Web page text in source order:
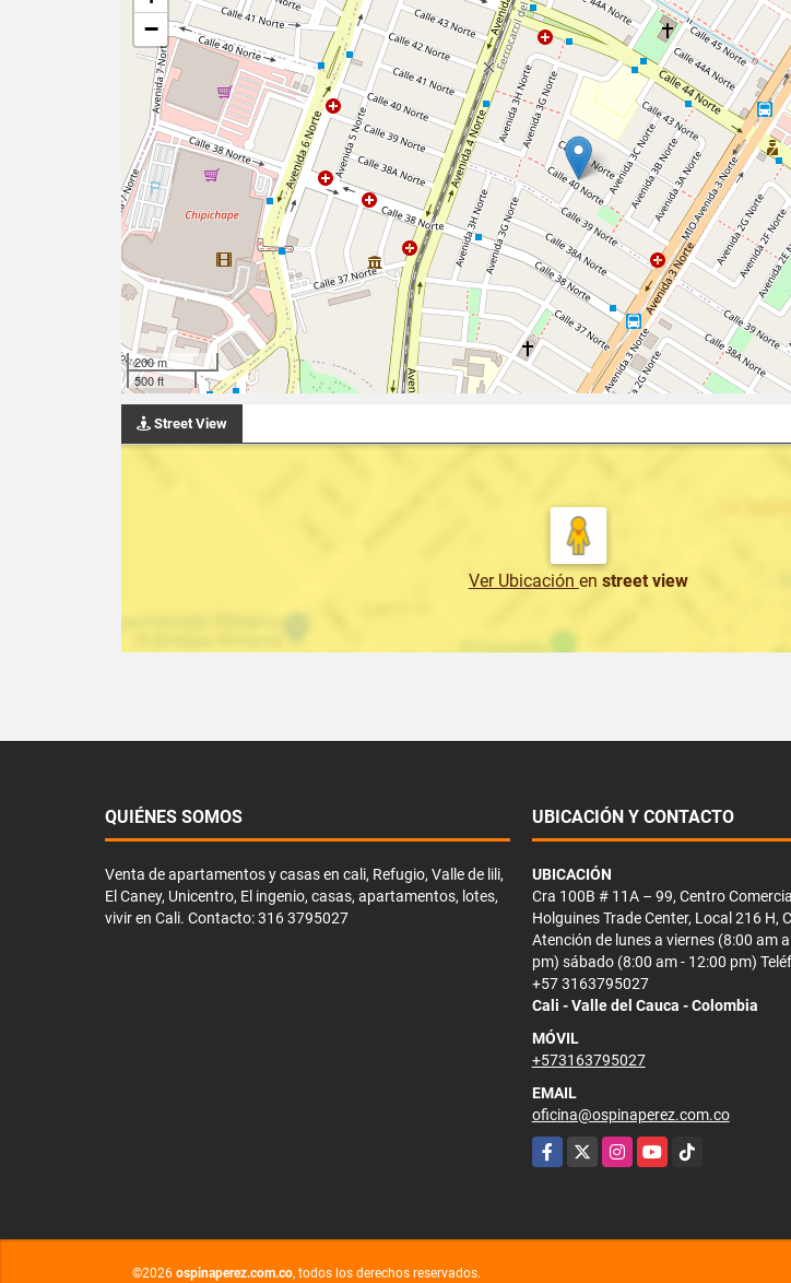
−
200 m
500 ft
Street View
Ver Ubicación en street view
QUIÉNES SOMOS
Venta de apartamentos y casas en cali, Refugio, Valle de lili,
El Caney, Unicentro, El ingenio, casas, apartamentos, lotes,
vivir en Cali. Contacto: 316 3795027
UBICACIÓN Y CONTACTO
UBICACIÓN
Cra 100B # 11A – 99, Centro Comercial
Holguines Trade Center, Local 216 H,
Atención de lunes a viernes (8:00 am
pm) sábado (8:00 am - 12:00 pm)
+57 3163795027
Cali - Valle del Cauca - Colombia
MÓVIL
+573163795027
EMAIL
oficina@ospinaperez.com.co
Facebook
X InstagramYouTubeTikTok
©2026 ospinaperez.com.co, todos los derechos reservados.